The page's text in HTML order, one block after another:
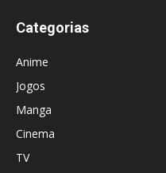
Categorias
Anime
Jogos
Manga
Cinema
TV